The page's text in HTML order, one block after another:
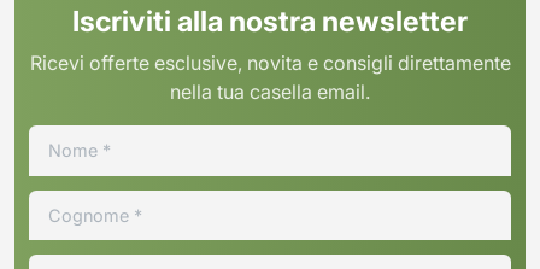
Iscriviti alla nostra newsletter
Ricevi offerte esclusive, novita e consigli direttamente
nella tua casella email.